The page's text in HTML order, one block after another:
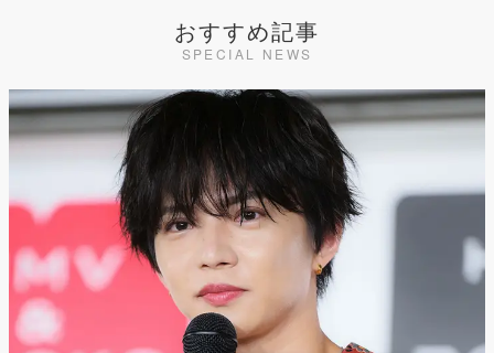
おすすめ記事
SPECIAL NEWS